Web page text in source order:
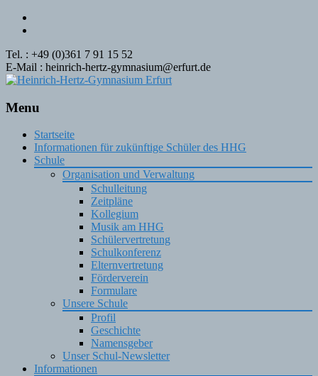
Tel. : +49 (0)361 7 91 15 52
E-Mail : heinrich-hertz-gymnasium@erfurt.de
Menu
Skip
content
Startseite
Informationen für zukünftige Schüler des HHG
Schule
Organisation und Verwaltung
Schulleitung
Zeitpläne
Kollegium
Musik am HHG
Schülervertretung
Schulkonferenz
Elternvertretung
Förderverein
Formulare
Unsere Schule
Profil
Geschichte
Namensgeber
Unser Schul-Newsletter
Informationen